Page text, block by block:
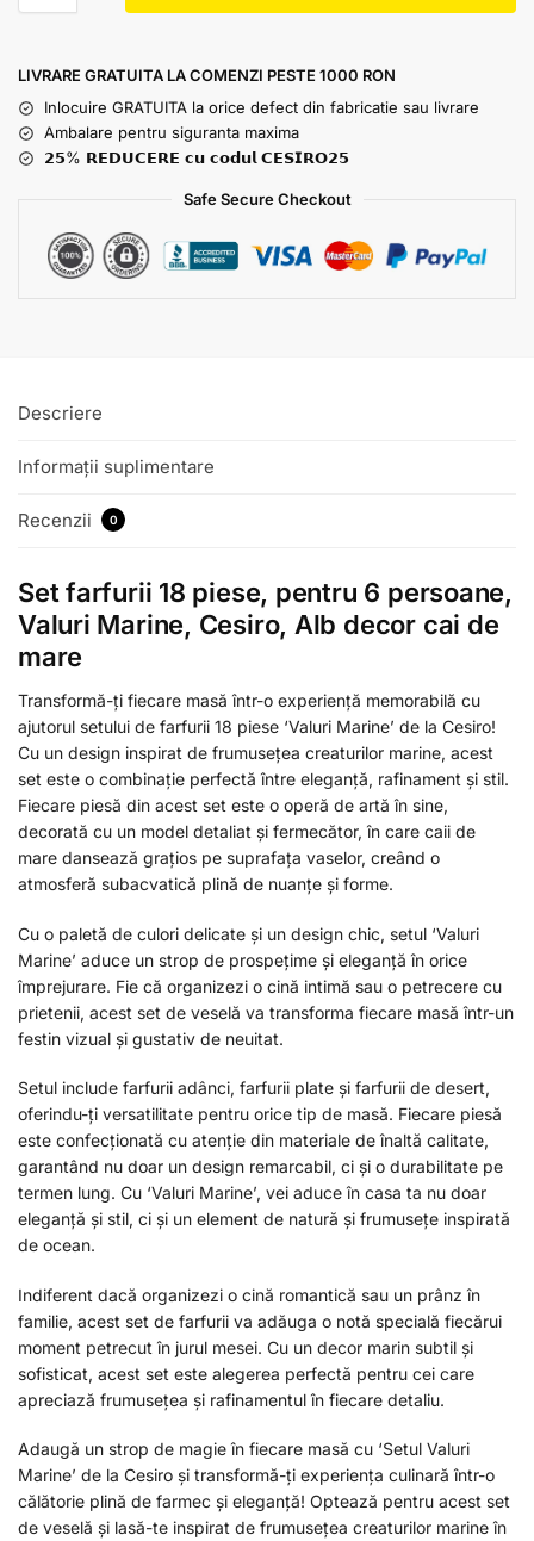
LIVRARE GRATUITA LA COMENZI PESTE 1000 RON
Inlocuire GRATUITA la orice defect din fabricatie sau livrare
Ambalare pentru siguranta maxima
𝟮𝟱% 𝗥𝗘𝗗𝗨𝗖𝗘𝗥𝗘 𝗰𝘂 𝗰𝗼𝗱𝘂𝗹 𝗖𝗘𝗦𝗜𝗥𝗢𝟮𝟱
Safe Secure Checkout
Descriere
Informații suplimentare
Recenzii 0
Set farfurii 18 piese, pentru 6 persoane,
Valuri Marine, Cesiro, Alb decor cai de
mare
Transformă-ți fiecare masă într-o experiență memorabilă cu
ajutorul setului de farfurii 18 piese ‘Valuri Marine’ de la Cesiro!
Cu un design inspirat de frumusețea creaturilor marine, acest
set este o combinație perfectă între eleganță, rafinament și stil.
Fiecare piesă din acest set este o operă de artă în sine,
decorată cu un model detaliat și fermecător, în care caii de
mare dansează grațios pe suprafața vaselor, creând o
atmosferă subacvatică plină de nuanțe și forme.
Cu o paletă de culori delicate și un design chic, setul ‘Valuri
Marine’ aduce un strop de prospețime și eleganță în orice
împrejurare. Fie că organizezi o cină intimă sau o petrecere cu
prietenii, acest set de veselă va transforma fiecare masă într-un
festin vizual și gustativ de neuitat.
Setul include farfurii adânci, farfurii plate și farfurii de desert,
oferindu-ți versatilitate pentru orice tip de masă. Fiecare piesă
este confecționată cu atenție din materiale de înaltă calitate,
garantând nu doar un design remarcabil, ci și o durabilitate pe
termen lung. Cu ‘Valuri Marine’, vei aduce în casa ta nu doar
eleganță și stil, ci și un element de natură și frumusețe inspirată
de ocean.
Indiferent dacă organizezi o cină romantică sau un prânz în
familie, acest set de farfurii va adăuga o notă specială fiecărui
moment petrecut în jurul mesei. Cu un decor marin subtil și
sofisticat, acest set este alegerea perfectă pentru cei care
apreciază frumusețea și rafinamentul în fiecare detaliu.
Adaugă un strop de magie în fiecare masă cu ‘Setul Valuri
Marine’ de la Cesiro și transformă-ți experiența culinară într-o
călătorie plină de farmec și eleganță! Optează pentru acest set
de veselă și lasă-te inspirat de frumusețea creaturilor marine în